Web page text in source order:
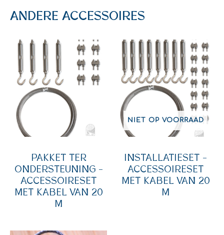
ANDERE ACCESSOIRES
PAKKET TER
ONDERSTEUNING –
ACCESSOIRESET
MET KABEL VAN 20
M
NIET OP VOORRAAD
INSTALLATIESET –
ACCESSOIRESET
MET KABEL VAN 20
M